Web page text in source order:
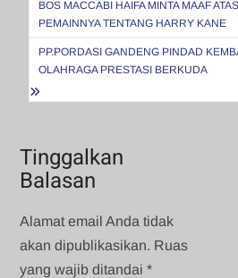
pos
BOS MACCABI HAIFA MINTA MAAF
PEMAINNYA TENTANG HARRY KANE
PP.PORDASI GANDENG PINDAD
OLAHRAGA PRESTASI BERKUDA
Tinggalkan
Balasan
Alamat email Anda tidak
akan dipublikasikan. Ruas
yang wajib ditandai*